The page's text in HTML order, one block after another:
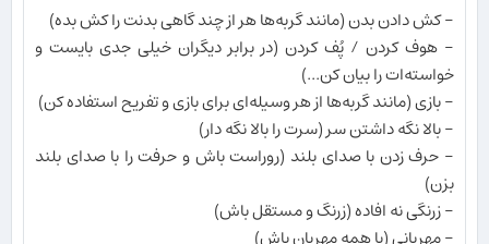
- کش دادن بدن (مانند گربه‌ها هر از چند گاهی بدنت را کش بده)
- هوف کردن / پُف کردن (در برابر دیگران خیلی جدی بایست و
خواسته‌ات را بیان کن...)
- بازی (مانند گربه‌ها از هر وسیله‌ای برای بازی و تفریح استفاده کن)
- بالا نگه داشتن سر (سرت را بالا نگه دار)
- حرف زدن با صدای بلند (روراست باش و حرفت را با صدای بلند
بزن)
- زرنگی نه افاده (زرنگ و مستقل باش)